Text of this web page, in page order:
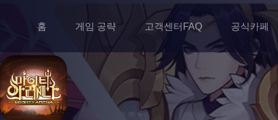
홈 게임 공략 고객센터FAQ 공식카페